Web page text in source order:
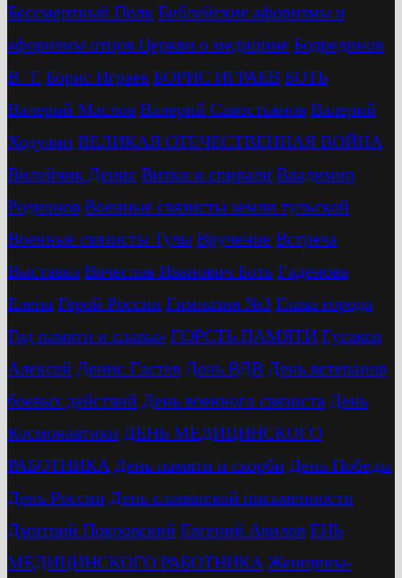
Бессмертный Полк Библейские афоризмы и
афоризмы отцов Церкви о медицине Бодрединов
В. Т. Бориc Играев БОРИС ИГРАЕВ БОТЬ
Валерий Маслов Валерий Савостьянов Валерий
Ходулин ВЕЛИКАЯ ОТЕЧЕСТВЕННАЯ ВОЙНА
Вилейчик Денис Витки и спирали Владимир
Родионов Военные связисты земли тульской
Военные связисты Тулы Вручение Встреча
Выставка Вячеслав Иванович Боть Гаденова
Елена Герой России Гимназия №3 Глава города
Год памяти и славы» ГОРСТЬ ПАМЯТИ Гусаков
Алексей Денис Гастев День ВДВ День ветеранов
боевых действий День военного связиста День
Космонавтики ДЕНЬ МЕДИЦИНСКОГО
РАБОТНИКА День памяти и скорби День Победы
День России День славянской письменности
Дмитрий Покровский Евгений Авилов ЕНЬ
МЕДИЦИНСКОГО РАБОТНИКА Женщины-